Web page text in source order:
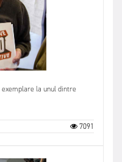
la unul dintre
7091